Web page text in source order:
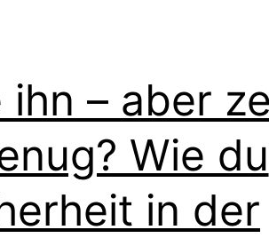
– aber
Wie du
in der